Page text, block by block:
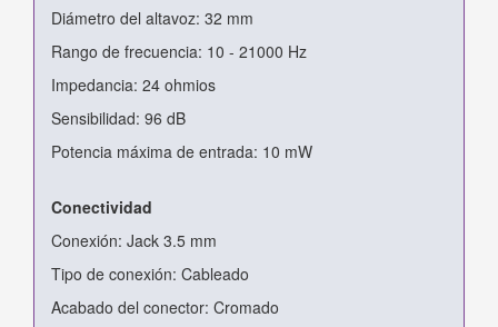
Diámetro del altavoz: 32 mm
Rango de frecuencia: 10 - 21000 Hz
Impedancia: 24 ohmios
Sensibilidad: 96 dB
Potencia máxima de entrada: 10 mW
Conectividad
Conexión: Jack 3.5 mm
Tipo de conexión: Cableado
Acabado del conector: Cromado